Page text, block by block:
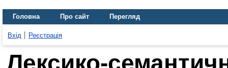
Головна Про сайт Перегляд
Вхід Реєстрація